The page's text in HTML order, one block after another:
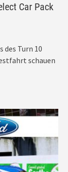
Car Pack
des Turn 10
schauen